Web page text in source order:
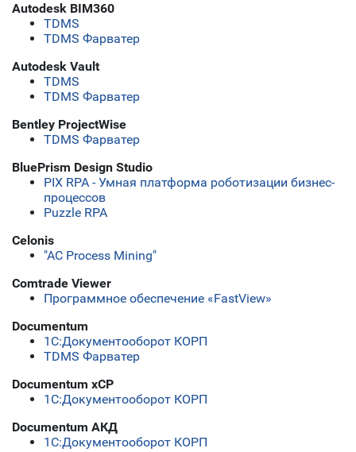
Autodesk BIM360
TDMS
TDMS Фарватер
Autodesk Vault
TDMS
TDMS Фарватер
Bentley ProjectWise
TDMS Фарватер
BluePrism Design Studio
PIX RPA - Умная платформа роботизации бизнес-
процессов
Puzzle RPA
Celonis
"АС Process Mining"
Comtrade Viewer
Программное обеспечение «FastView»
Documentum
1C:Документооборот КОРП
TDMS Фарватер
Documentum xCP
1C:Документооборот КОРП
Documentum АКД
1C:Документооборот КОРП